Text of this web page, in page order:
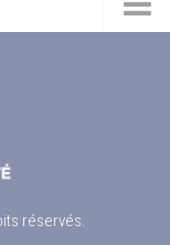
réservés.